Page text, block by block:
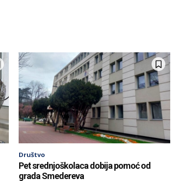
Društvo
Pet srednjoškolaca dobija pomoć od
grada Smedereva